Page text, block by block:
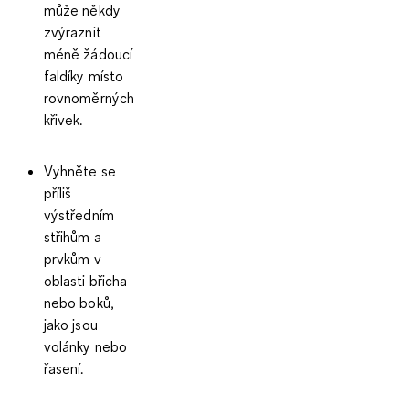
může někdy
zvýraznit
méně žádoucí
faldíky místo
rovnoměrných
křivek.
Vyhněte se
příliš
výstředním
střihům a
prvkům v
oblasti břicha
nebo boků,
jako jsou
volánky nebo
řasení.